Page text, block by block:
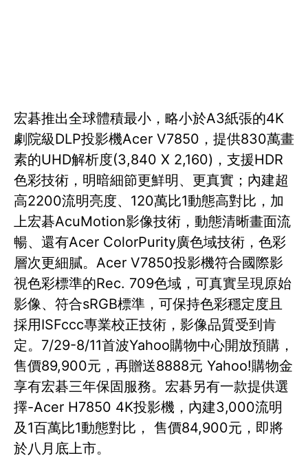
宏碁推出全球體積最小，略小於A3紙張的4K
劇院級DLP投影機Acer V7850，提供830萬畫
素的UHD解析度(3,840 X 2,160)，支援HDR
色彩技術，明暗細節更鮮明、更真實；內建超
高2200流明亮度、120萬比1動態高對比，加
上宏碁AcuMotion影像技術，動態清晰畫面流
暢、還有Acer ColorPurity廣色域技術，色彩
層次更細膩。Acer V7850投影機符合國際影
視色彩標準的Rec. 709色域，可真實呈現原始
影像、符合sRGB標準，可保持色彩穩定度且
採用ISFccc專業校正技術，影像品質受到肯
定。7/29-8/11首波Yahoo購物中心開放預購，
售價89,900元，再贈送8888元 Yahoo!購物金
享有宏碁三年保固服務。宏碁另有一款提供選
擇-Acer H7850 4K投影機，內建3,000流明
及1百萬比1動態對比， 售價84,900元，即將
於八月底上市。